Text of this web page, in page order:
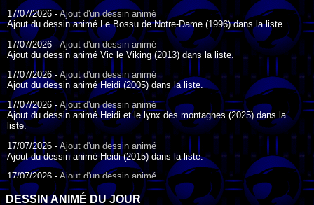
17/07/2026 -Ajout d'un dessin animé
Ajout du dessin animé Le Bossu de Notre-Dame (1996) dans la liste.
17/07/2026 -Ajout d'un dessin animé
Ajout du dessin animé Vic le Viking (2013) dans la liste.
17/07/2026 -Ajout d'un dessin animé
Ajout du dessin animé Heidi (2005) dans la liste.
17/07/2026 - Ajout d'un dessin animé
Ajout du dessin animé Heidi et le lynx des montagnes (2025) dans la
liste.
17/07/2026 - Ajout d'un dessin animé
Ajout du dessin animé Heidi (2015) dans la liste.
17/07/2026 - Ajout d'un dessin animé
Ajout du dessin animé Heidi (1995) dans la liste.
DESSIN ANIMÉ DU JOUR